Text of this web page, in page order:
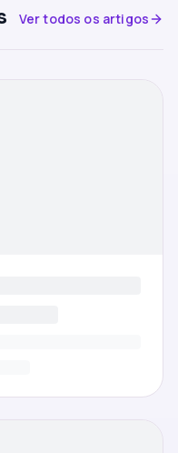
Ver todos os artigos